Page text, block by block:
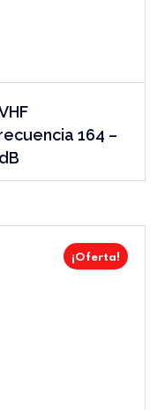
164 –
¡Oferta!